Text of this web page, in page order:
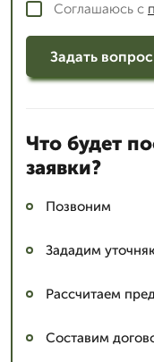
Соглашаюсь с
Задать вопрос
Что будет
заявки?
Позвоним
Зададим
Рассчитаем
Составим